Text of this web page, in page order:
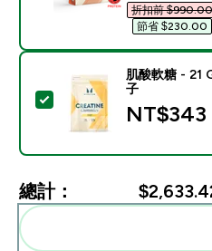
折扣前
節省 $230.00‎
選取此商品 - 肌酸軟糖 -
肌酸軟糖 - 21
子
NT$343‎
總計：